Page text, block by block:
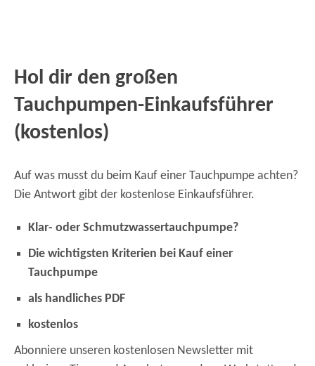
Hol dir den großen
Tauchpumpen-Einkaufsführer
(kostenlos)
Auf was musst du beim Kauf einer Tauchpumpe achten?
Die Antwort gibt der kostenlose Einkaufsführer.
Klar- oder Schmutzwassertauchpumpe?
Die wichtigsten Kriterien bei Kauf einer
Tauchpumpe
als handliches PDF
kostenlos
Abonniere unseren kostenlosen Newsletter mit